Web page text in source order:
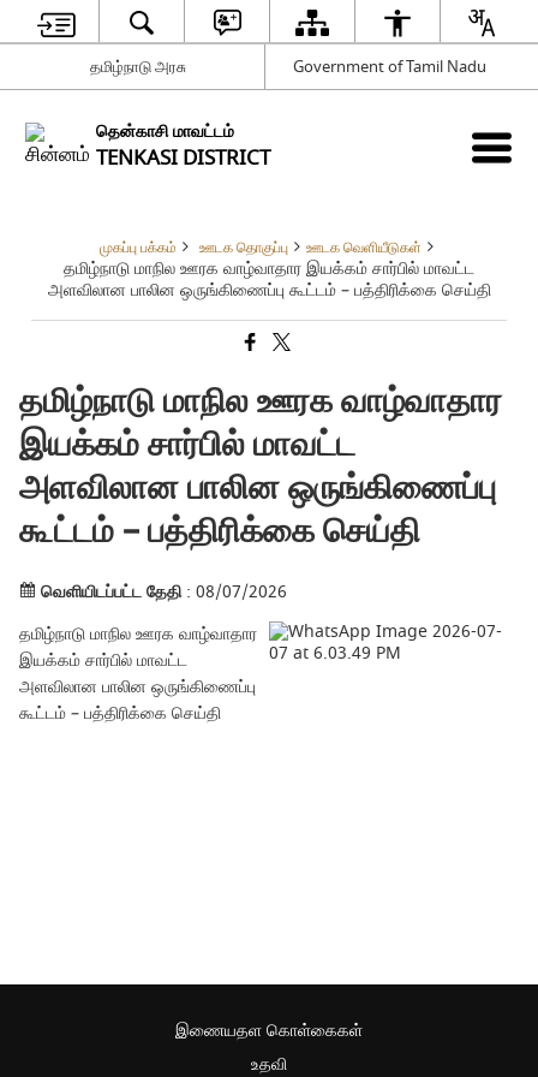
தமிழ்நாடு அரசு Government of Tamil Nadu
தென்காசி மாவட்டம்
TENKASI DISTRICT
முகப்பு பக்கம் ஊடக தொகுப்பு ஊடக வெளியீடுகள்
தமிழ்நாடு மாநில ஊரக வாழ்வாதார இயக்கம் சார்பில் மாவட்ட
அளவிலான பாலின ஒருங்கிணைப்பு கூட்டம் – பத்திரிக்கை செய்தி
தமிழ்நாடு மாநில ஊரக வாழ்வாதார
இயக்கம் சார்பில் மாவட்ட
அளவிலான பாலின ஒருங்கிணைப்பு
கூட்டம் – பத்திரிக்கை செய்தி
வெளியிடப்பட்ட தேதி: 08/07/2026
தமிழ்நாடு மாநில ஊரக வாழ்வாதார
இயக்கம் சார்பில் மாவட்ட
அளவிலான பாலின ஒருங்கிணைப்பு
கூட்டம் – பத்திரிக்கை செய்தி
இணையதள கொள்கைகள்
உதவி